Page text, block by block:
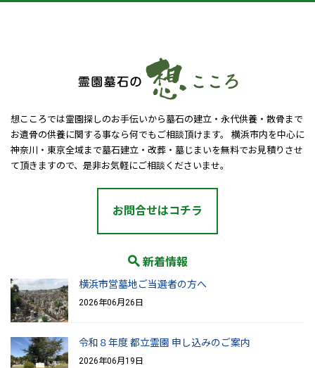
想こころでは霊園探しのお手伝いから墓石の建立・永代供養・散骨まで
お遺骨の供養に関する事なら何でもご相談頂けます。 横浜市内を中心に
神奈川・東京全域まで墓石建立・改葬・墓じまいを無料でお見積りさせ
て頂きますので、是非お気軽にご相談くださいませ。
お問合せはコチラ
新着情報
横浜市営墓地ご当選者の方へ
2026年06月26日
令和８年度 都立霊園 申し込みのご案内
2026年06月19日